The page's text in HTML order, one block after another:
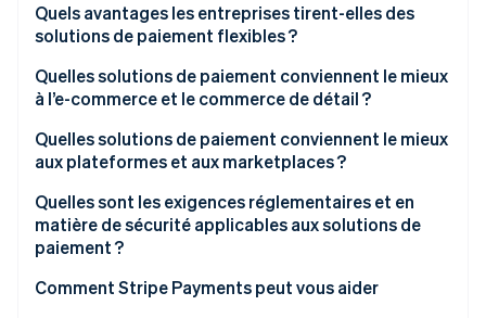
Stripe Sessions 2026
Découvrez comment Stripe construit l’infrastructure
Regarder la vidéo
Quels avantages les entreprises tirent-elles des
solutions de paiement flexibles ?
Quelles solutions de paiement conviennent le mieux
à l’e-commerce et le commerce de détail ?
Entreprises de e-commerce
Quelles solutions de paiement conviennent le mieux
aux plateformes et aux marketplaces ?
Prise en charge des moyens de paiement locaux
Onboarding des commerçants et vérification de
l’identité
Infrastructure et transparence des virements
Quelles sont les exigences réglementaires et en
matière de sécurité applicables aux solutions de
paiement ?
Comment Stripe Payments peut vous aider